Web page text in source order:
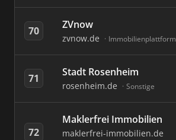
70 ZVnow
zvnow.de Immobilienplattform
71 Stadt Rosenheim
rosenheim.de Sonstige
72
Maklerfrei Immobilien
maklerfrei-immobilien.de